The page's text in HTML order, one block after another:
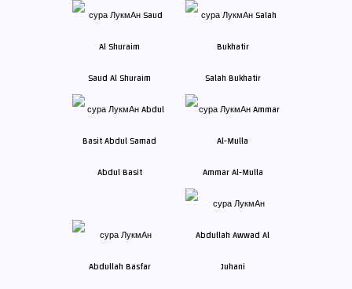
Saud Al Shuraim Salah Bukhatir
Abdul Basit Ammar Al-Mulla